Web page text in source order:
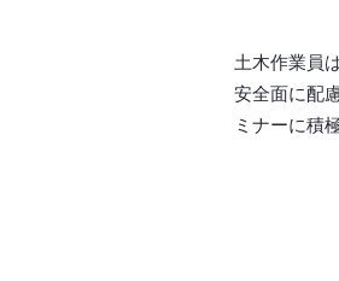
土木作業員
安全面に配
ミナーに積